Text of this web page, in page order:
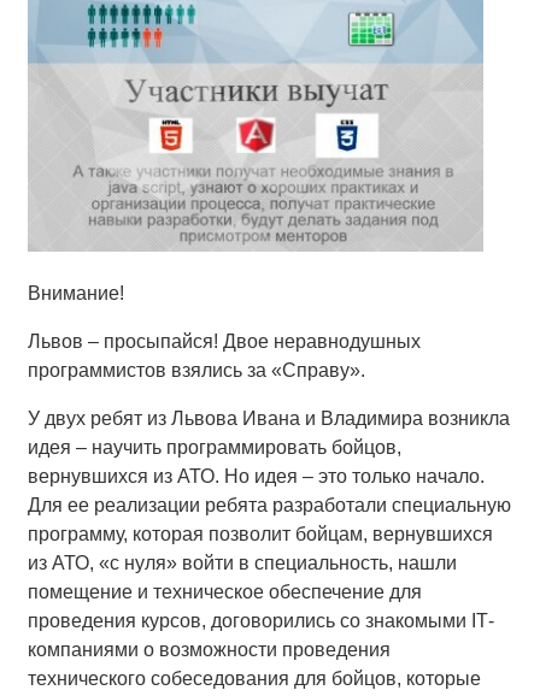
Внимание!
Львов – просыпайся! Двое неравнодушных
программистов взялись за «Справу».
У двух ребят из Львова Ивана и Владимира возникла
идея – научить программировать бойцов,
вернувшихся из АТО. Но идея – это только начало.
Для ее реализации ребята разработали специальную
программу, которая позволит бойцам, вернувшихся
из АТО, «с нуля» войти в специальность, нашли
помещение и техническое обеспечение для
проведения курсов, договорились со знакомыми IТ-
компаниями о возможности проведения
технического собеседования для бойцов, которые